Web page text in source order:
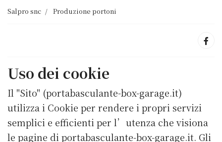
Salpro snc Produzione portoni
Uso dei cookie
Il "Sito" (portabasculante-box-garage.it)
utilizza i Cookie per rendere i propri servizi
semplici e efficienti per l’utenza che visiona
le pagine di portabasculante-box-garage.it. Gli